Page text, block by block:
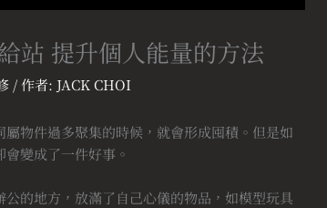
站 提升個人能量的方法
/ 作者: JACK CHOI
物件過多聚集的時候，就會形成囤積。但是如
變成了一件好事。
的地方，放滿了自己心儀的物品，如模型玩具